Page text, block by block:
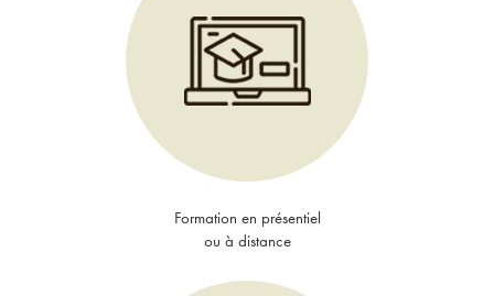
Formation en présentiel
ou à distance